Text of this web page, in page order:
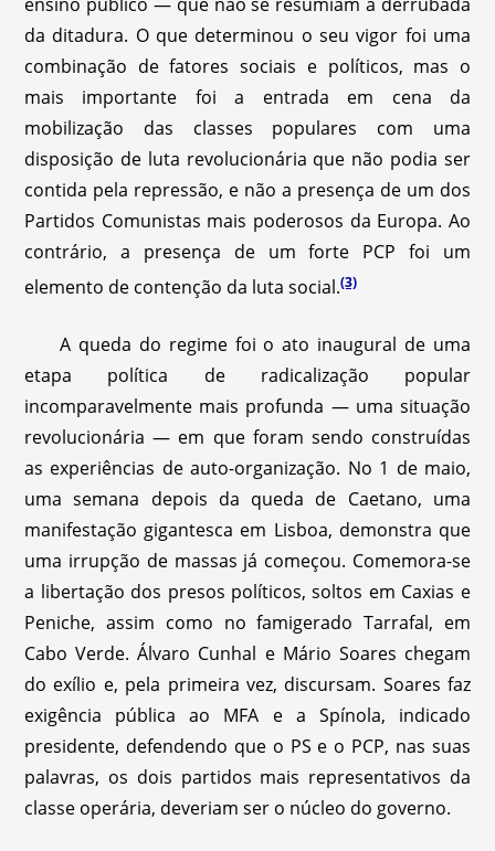
da ditadura. O que determinou o seu vigor foi uma
combinação de fatores sociais e políticos, mas o
mais importante foi a entrada em cena da
mobilização das classes populares com uma
disposição de luta revolucionária que não podia ser
contida pela repressão, e não a presença de um dos
Partidos Comunistas mais poderosos da Europa. Ao
contrário, a presença de um forte PCP foi um
elemento de contenção da luta social.(3)
A queda do regime foi o ato inaugural de uma
etapa política de radicalização popular
incomparavelmente mais profunda — uma situação
revolucionária — em que foram sendo construídas
as experiências de auto-organização. No 1 de maio,
uma semana depois da queda de Caetano, uma
manifestação gigantesca em Lisboa, demonstra que
uma irrupção de massas já começou. Comemora-se
a libertação dos presos políticos, soltos em Caxias e
Peniche, assim como no famigerado Tarrafal, em
Cabo Verde. Álvaro Cunhal e Mário Soares chegam
do exílio e, pela primeira vez, discursam. Soares faz
exigência pública ao MFA e a Spínola, indicado
presidente, defendendo que o PS e o PCP, nas suas
palavras, os dois partidos mais representativos da
classe operária, deveriam ser o núcleo do governo.